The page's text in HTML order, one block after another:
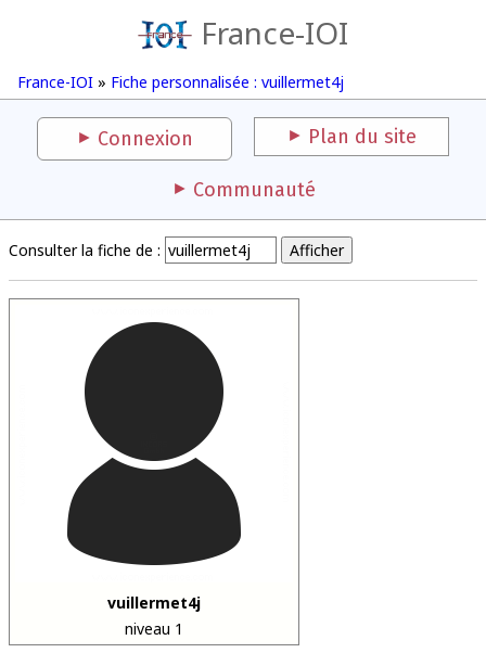
France-IOI
France-IOI » Fiche personnalisée : vuillermet4j
Connexion Plan du site
Communauté
Consulter la fiche de :
vuillermet4j
niveau 1